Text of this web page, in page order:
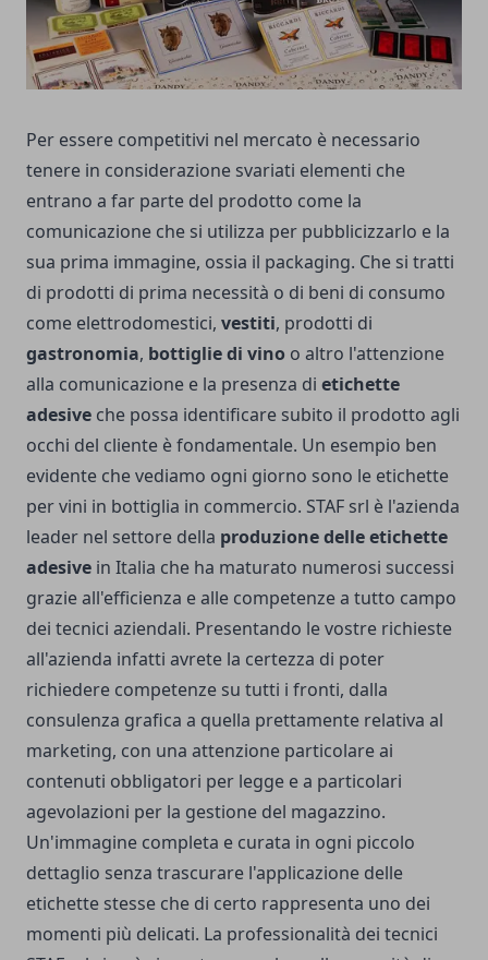
Per essere competitivi nel mercato è necessario
tenere in considerazione svariati elementi che
entrano a far parte del prodotto come la
comunicazione che si utilizza per pubblicizzarlo e la
sua prima immagine, ossia il packaging. Che si tratti
di prodotti di prima necessità o di beni di consumo
come elettrodomestici, vestiti, prodotti di
gastronomia, bottiglie di vino o altro l'attenzione
alla comunicazione e la presenza di etichette
adesive che possa identificare subito il prodotto agli
occhi del cliente è fondamentale. Un esempio ben
evidente che vediamo ogni giorno sono le etichette
per vini in bottiglia in commercio. STAF srl è l'azienda
leader nel settore della produzione delle etichette
adesive in Italia che ha maturato numerosi successi
grazie all'efficienza e alle competenze a tutto campo
dei tecnici aziendali. Presentando le vostre richieste
all'azienda infatti avrete la certezza di poter
richiedere competenze su tutti i fronti, dalla
consulenza grafica a quella prettamente relativa al
marketing, con una attenzione particolare ai
contenuti obbligatori per legge e a particolari
agevolazioni per la gestione del magazzino.
Un'immagine completa e curata in ogni piccolo
dettaglio senza trascurare l'applicazione delle
etichette stesse che di certo rappresenta uno dei
momenti più delicati. La professionalità dei tecnici